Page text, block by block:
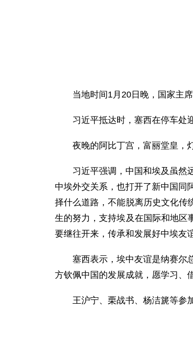
当地时间1月20日晚，国家主席
习近平抵达时，塞西在停车处迎
夜晚的阿比丁宫，富丽堂皇，灯
习近平强调，中国和埃及虽然远
中埃外交关系，也打开了新中国同
择什么道路，不能脱离历史文化传
生的努力，支持埃及在国际和地区
要继往开来，传承和发展好中埃友
塞西表示，埃中友谊是纳赛尔总
方钦佩中国的发展成就，愿学习、
王沪宁、栗战书、杨洁篪等参加